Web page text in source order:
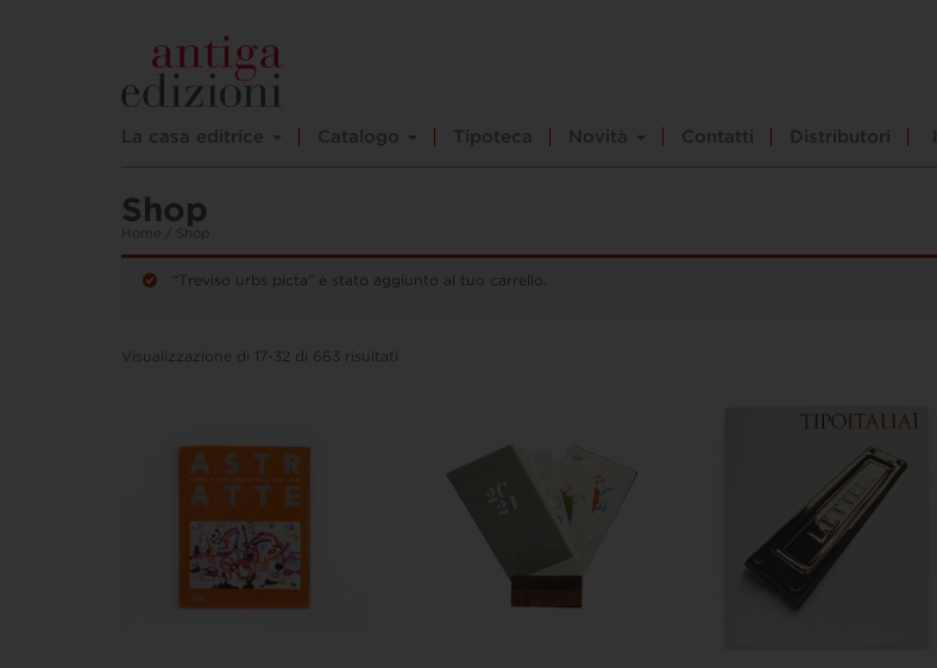
La casa editrice Catalogo Tipoteca Novità Contatti Distributori
Shop
Home / Shop
“Treviso urbs picta” è stato aggiunto al tuo carrello.
Visualizzazione di 17-32 di 663 risultati